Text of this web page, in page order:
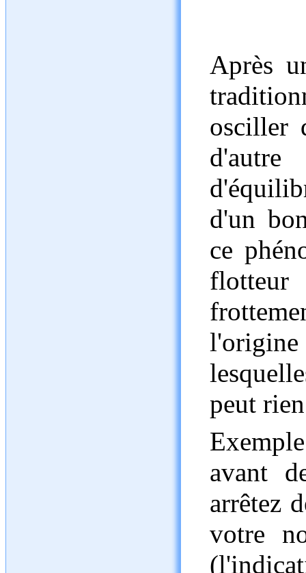
Après
osciller
d'un
ce
l'origine
peut
avant
arrêtez
votre